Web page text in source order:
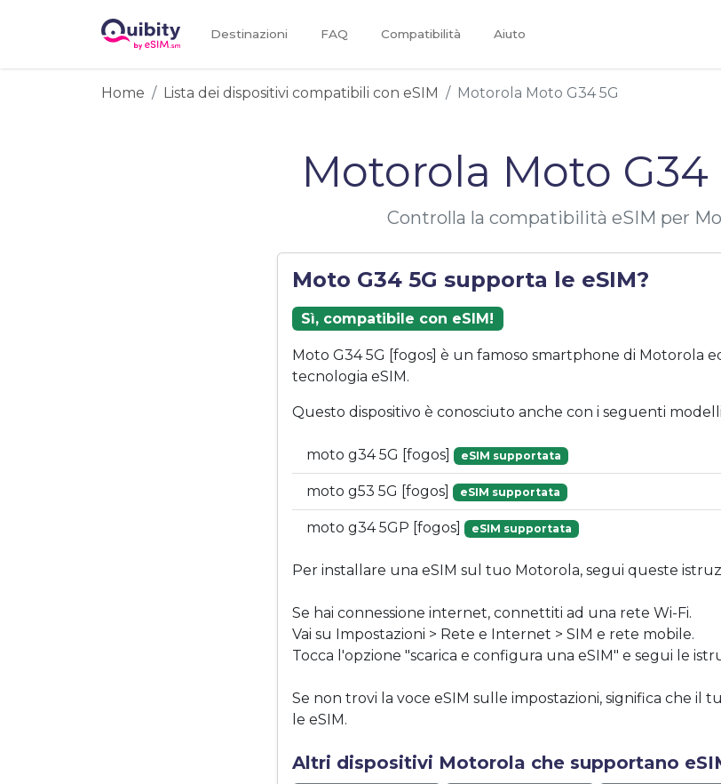
Destinazioni FAQ Compatibilità Aiuto
Home Lista dei dispositivi compatibili con eSIM Motorola Moto G34 5G
Motorola Moto G34
Controlla la compatibilità eSIM per
Moto G34 5G supporta le eSIM?
Sì, compatibile con eSIM!
Moto G34 5G [fogos] è un famoso smartphone di Motorola
tecnologia eSIM.
Questo dispositivo è conosciuto anche con i seguenti
moto g34 5G [fogos] eSIM supportata
moto g53 5G [fogos] eSIM supportata
moto g34 5GP [fogos] eSIM supportata
Per installare una eSIM sul tuo Motorola, segui queste
Se hai connessione internet, connettiti ad una rete Wi-Fi.
Vai su Impostazioni > Rete e Internet > SIM e rete mobile.
Tocca l'opzione "scarica e configura una eSIM" e segui le
Se non trovi la voce eSIM sulle impostazioni, significa che il
le eSIM.
Altri dispositivi Motorola che supportano